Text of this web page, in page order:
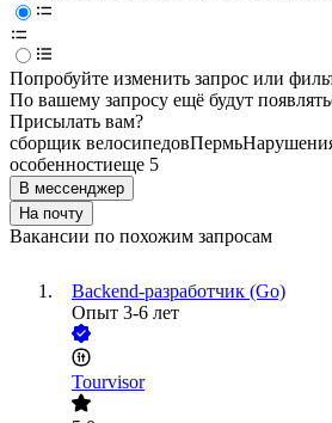
Попробуйте изменить запрос или
По вашему запросу ещё будут
Присылать вам?
сборщик велосипедовПермь
особенностиеще 5
В мессенджер
На почту
Вакансии по похожим запросам
Backend-разработчик (Go)
Опыт 3-6 лет
Tourvisor